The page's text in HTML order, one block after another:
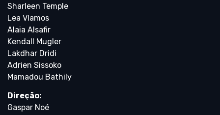
Sharleen Temple
Lea Vlamos
Alaia Alsafir
Kendall Mugler
Lakdhar Dridi
Adrien Sissoko
Mamadou Bathily
Direção:
Gaspar Noé